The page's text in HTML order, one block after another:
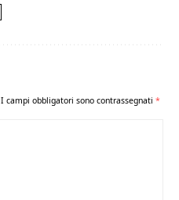
I campi obbligatori sono contrassegnati *